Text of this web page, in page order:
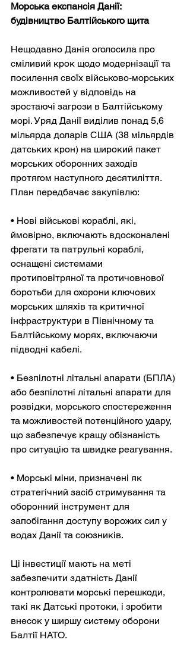
Морська експансія Данії:
будівництво Балтійського щита
Нещодавно Данія оголосила про
сміливий крок щодо модернізації та
посилення своїх військово-морських
можливостей у відповідь на
зростаючі загрози в Балтійському
морі. Уряд Данії виділив понад 5,6
мільярда доларів США (38 мільярдів
датських крон) на широкий пакет
морських оборонних заходів
протягом наступного десятиліття.
План передбачає закупівлю:
• Нові військові кораблі, які,
ймовірно, включають вдосконалені
фрегати та патрульні кораблі,
оснащені системами
протиповітряної та протичовнової
боротьби для охорони ключових
морських шляхів та критичної
інфраструктури в Північному та
Балтійському морях, включаючи
підводні кабелі.
• Безпілотні літальні апарати (БПЛА)
або безпілотні літальні апарати для
розвідки, морського спостереження
та можливостей потенційного удару,
що забезпечує кращу обізнаність
про ситуацію та швидке реагування.
• Морські міни, призначені як
стратегічний засіб стримування та
оборонний інструмент для
запобігання доступу ворожих сил у
водах Данії та союзників.
Ці інвестиції мають на меті
забезпечити здатність Данії
контролювати морські перешкоди,
такі як Датські протоки, і зробити
внесок у ширшу систему оборони
Балтії НАТО.